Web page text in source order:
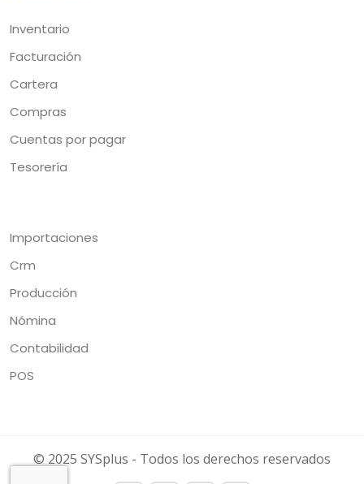
Inventario
Facturación
Cartera
Compras
Cuentas por pagar
Tesorería
Importaciones
Crm
Producción
Nómina
Contabilidad
POS
© 2025 SYSplus - Todos los derechos reservados